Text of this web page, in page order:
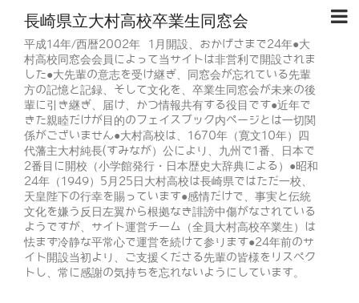
長崎県立大村高校卒業生同窓会
平成14年/西暦2002年 1月開設、おかげさまで24年●大
村高校同窓会会員によって当サイトは非営利で開設されま
した●大先輩の意志を受け継ぎ、同窓会が忘れている先輩
方の記憶と記録、そして文化を、卒業生同窓会が未来の後
輩に引き継ぎ、届け、かつ情報共有する役目です●近年で
きた親睦だけが目的のフェイスブック内ページとは一切関
係がございません●大村高校は、1670年（寛文10年）四
代藩主大村純長(すみなが）公により、九州で1番、日本で
2番目に開校（小学館発行・日本歴史大辞典による）●昭和
24年（1949）5月25日大村高校は長崎県ではただ一校、
天皇陛下の行幸を賜っています●感情だけで、事実と伝統
文化を嫌う反日左翼から根拠なき誹謗中傷がなされている
ようですが、サイト運営チーム（全員大村高校卒業生）は
怯まず冷静な平常心で運営を続けて参ります●24年前のサ
イト開設当初より、ご支援くださる先輩の皆様をリスペク
トし、常に感謝の気持ちを忘れないようにしています。